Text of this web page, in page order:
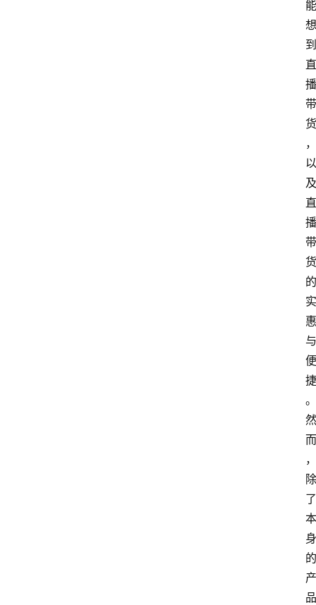
能
想
到
直
播
带
货
，
以
及
直
播
带
货
的
实
惠
与
便
捷
。
然
而
，
除
了
本
身
的
产
品